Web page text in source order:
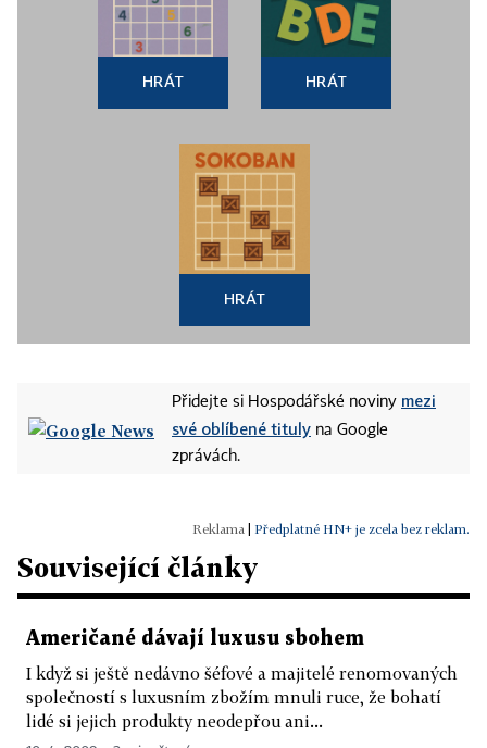
HRÁT HRÁT
HRÁT
Přidejte si Hospodářské noviny mezi
své oblíbené tituly na Google
zprávách.
Předplatné HN+ je zcela bez reklam.
Související články
Američané dávají luxusu sbohem
I když si ještě nedávno šéfové a majitelé renomovaných
společností s luxusním zbožím mnuli ruce, že bohatí
lidé si jejich produkty neodepřou ani...